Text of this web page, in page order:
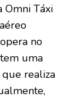
Omni Táxi
no
uma
realiza